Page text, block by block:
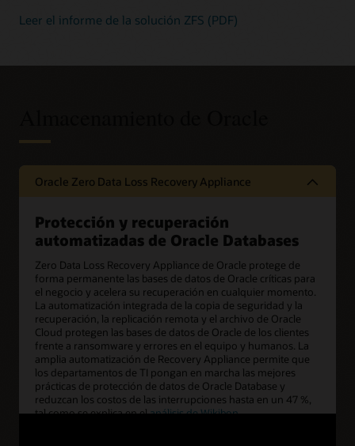
Leer el informe de la solución ZFS (PDF)
Oracle Zero Data Loss Recovery Appliance
Protección y recuperación
automatizadas de Oracle Databases
Zero Data Loss Recovery Appliance de Oracle protege de
forma permanente las bases de datos de Oracle críticas para
el negocio y acelera su recuperación en cualquier momento.
La automatización integrada de la copia de seguridad y la
recuperación, la replicación remota y el archivo de Oracle
Cloud protegen las bases de datos de Oracle de los clientes
frente a ransomware y errores en el equipo y humanos. La
amplia automatización de Recovery Appliance permite que
los departamentos de TI pongan en marcha las mejores
prácticas de protección de datos de Oracle Database y
reduzcan los costos de las interrupciones hasta en un 47 %,
tal como se explica en elanálisis de Wikibon.